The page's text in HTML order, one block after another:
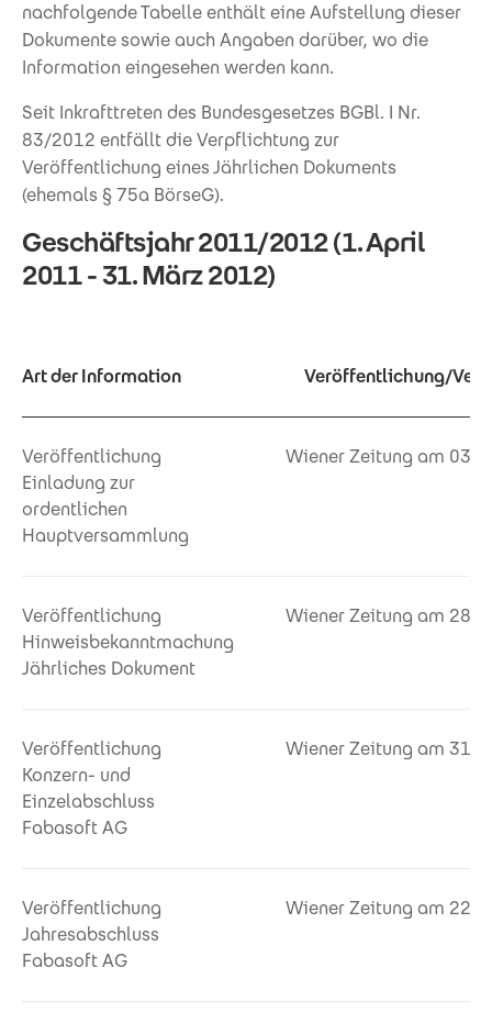
nachfolgende Tabelle enthält eine Aufstellung dieser
Dokumente sowie auch Angaben darüber, wo die
Information eingesehen werden kann.
Seit Inkrafttreten des Bundesgesetzes BGBl. I Nr.
83/2012 entfällt die Verpflichtung zur
Veröffentlichung eines Jährlichen Dokuments
(ehemals § 75a BörseG).
Geschäftsjahr 2011/2012 (1. April
2011 - 31. März 2012)
Art der Information Veröffentlichung/
Veröffentlichung
Einladung zur
ordentlichen
Hauptversammlung
Wiener Zeitung am
Veröffentlichung
Hinweisbekanntmachung
Jährliches Dokument
Wiener Zeitung am
Veröffentlichung
Konzern- und
Einzelabschluss
Fabasoft AG
Wiener Zeitung am
Veröffentlichung
Jahresabschluss
Fabasoft AG
Wiener Zeitung am